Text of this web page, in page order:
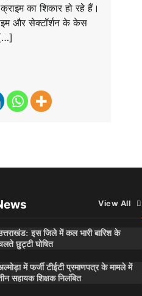
का शिकार हो रहे हैं।
और सेक्टॉर्शन के केस
View All
इस जिले में कल भारी बारिश के
छुट्टी घोषित
में फर्जी टीईटी प्रमाणपत्र के मामले में
सहायक शिक्षक निलंबित